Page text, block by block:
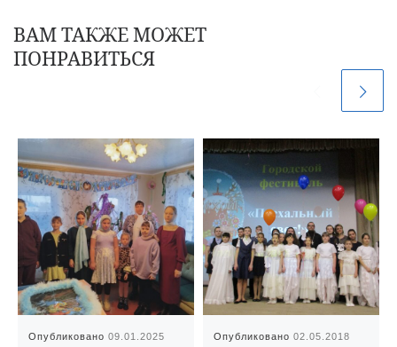
ВАМ ТАКЖЕ МОЖЕТ
ПОНРАВИТЬСЯ
Опубликовано09.01.2025 Опубликовано02.05.2018